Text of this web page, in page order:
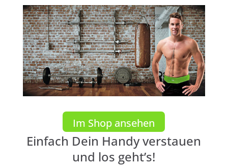
Im Shop ansehen
Einfach Dein Handy verstauen
und los geht’s!